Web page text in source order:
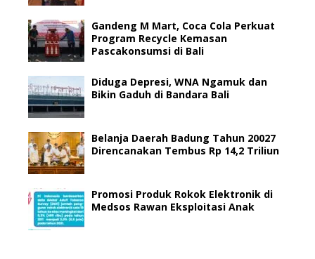
Gandeng M Mart, Coca Cola Perkuat
Program Recycle Kemasan
Pascakonsumsi di Bali
Diduga Depresi, WNA Ngamuk dan
Bikin Gaduh di Bandara Bali
Belanja Daerah Badung Tahun 20027
Direncanakan Tembus Rp 14,2 Triliun
Promosi Produk Rokok Elektronik di
Medsos Rawan Eksploitasi Anak